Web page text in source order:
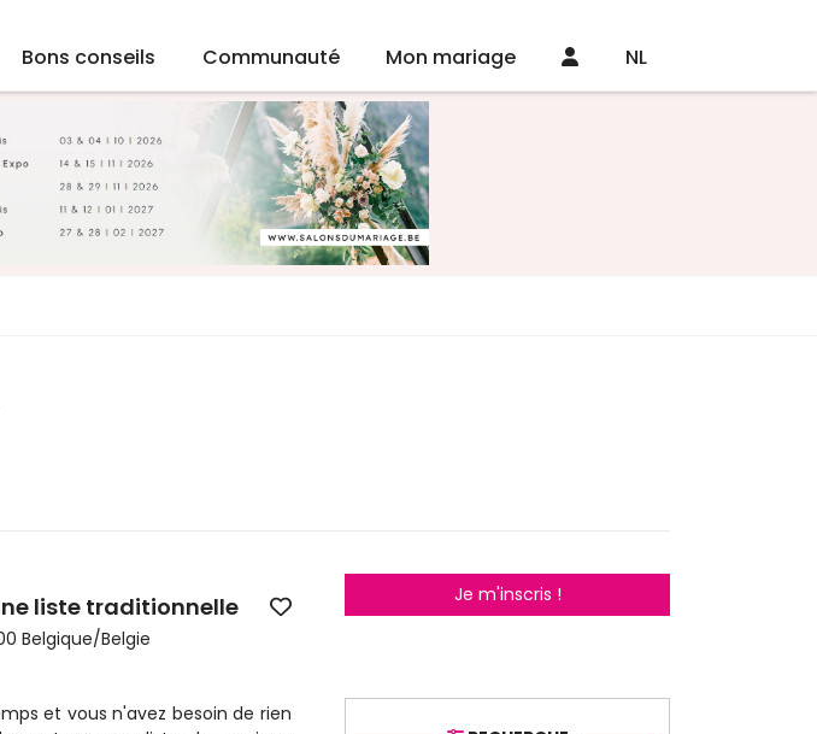
Bons conseils Communauté Mon mariage NL
liste traditionnelle
Belgique/Belgie
et vous n'avez besoin de rien
Je m'inscris !